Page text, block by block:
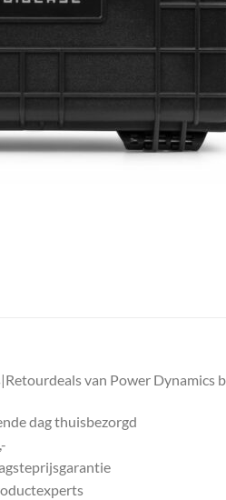
van Power Dynamics
dag thuisbezorgd